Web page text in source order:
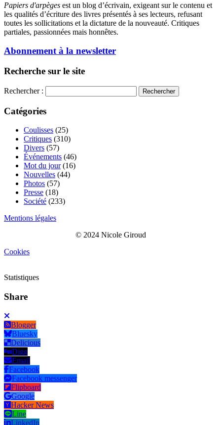
Papiers d'arpèges est un blog d’écrivain, exigeant sur le contenu et
les qualités d’écriture des livres présentés à ses lecteurs, refusant
toutes les sollicitations et la dictature de la nouveauté. Critiques
partiales, passionnées mais honnêtes.
Abonnement à la newsletter
Recherche sur le site
Rechercher :
Catégories
Coulisses (25)
Critiques (310)
Divers (57)
Événements (46)
Mot du jour(16)
Nouvelles (44)
Photos (57)
Presse (18)
Société (233)
Mentions légales
© 2024 Nicole Giroud
Cookies
Statistiques
Share
Blogger
Bluesky
Delicious
Digg
Email
Facebook
Facebook messenger
Flipboard
Google
Hacker News
Line
LinkedIn